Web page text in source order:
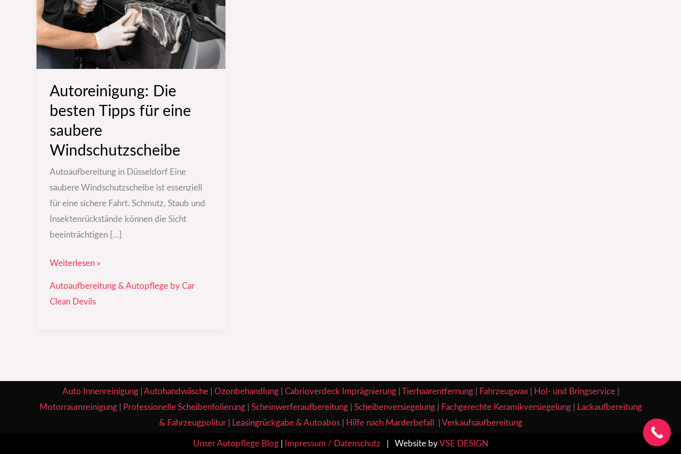
Autoreinigung: Die
besten Tipps für eine
saubere
Windschutzscheibe
Autoaufbereitung in Düsseldorf Eine
saubere Windschutzscheibe ist essenziell
für eine sichere Fahrt. Schmutz, Staub und
Insektenrückstände können die Sicht
beeinträchtigen […]
für
eine
saubere
Windschutzscheibe
Weiterlesen »
Autoaufbereitung & Autopflege by Car
Clean Devils
Auto Innenreinigung| Autohandwäsche| Ozonbehandlung| Cabrioverdeck Imprägnierung| Tierhaarentfernung| Fahrzeugwax| Hol- und Bringservice|
Motorraumreinigung| Professionelle Scheibenfolierung| Scheinwerferaufbereitung| Scheibenversiegelung| Fachgerechte Keramikversiegelung|
Lackaufbereitung
& Fahrzeugpolitur| Leasingrückgabe & Autoabos| Hilfe nach Marderbefall Verkaufsaufbereitung
Unser Autopflege Blog| Impressum / Datenschutz| Website byVSE DESIGN